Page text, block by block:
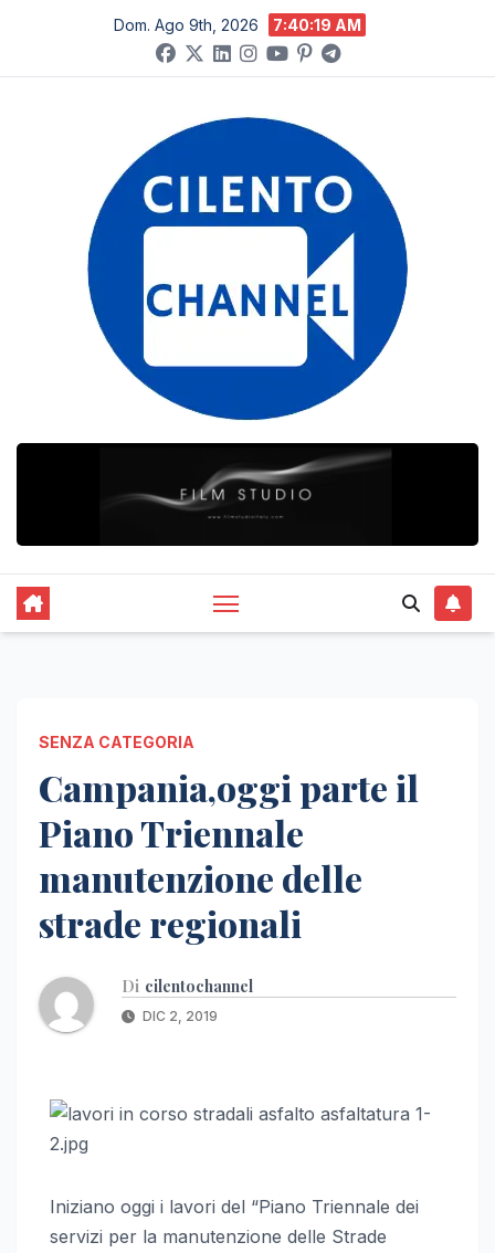
contenuto
Dom. Ago 9th, 2026 7:40:20 AM
SENZA CATEGORIA
Campania,oggi parte il
Piano Triennale
manutenzione delle
strade regionali
Di cilentochannel
DIC 2, 2019
Iniziano oggi i lavori del “Piano Triennale dei
servizi per la manutenzione delle Strade